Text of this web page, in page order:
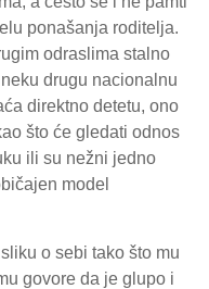
ponašanja roditelja.
odraslima stalno
drugu nacionalnu
direktno detetu, ono
što će gledati odnos
ili su nežni jedno
model
o sebi tako što mu
govore da je glupo i